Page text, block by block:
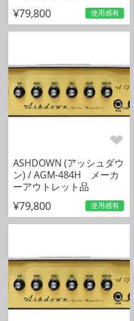
¥79,800 使用感有
ASHDOWN (アッシュダウ
ン) / AGM-484H メーカ
ーアウトレット品
¥79,800 使用感有